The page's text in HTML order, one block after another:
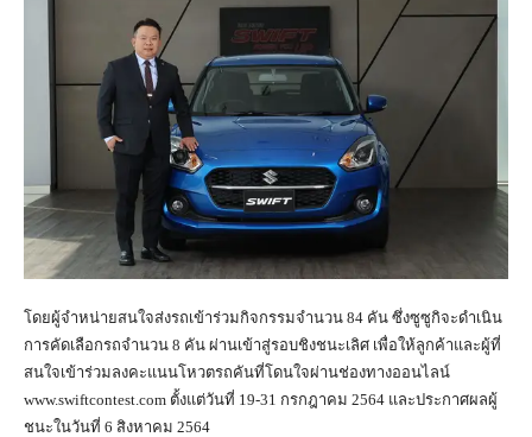
โดยผู้จำหน่ายสนใจส่งรถเข้าร่วมกิจกรรมจำนวน 84 คัน ซึ่งซูซูกิจะดำเนิน
การคัดเลือกรถจำนวน 8 คัน ผ่านเข้าสู่รอบชิงชนะเลิศ เพื่อให้ลูกค้าและผู้ที่
สนใจเข้าร่วมลงคะแนนโหวตรถคันที่โดนใจผ่านช่องทางออนไลน์
www.swiftcontest.com ตั้งแต่วันที่ 19-31 กรกฎาคม 2564 และประกาศผลผู้
ชนะในวันที่ 6 สิงหาคม 2564